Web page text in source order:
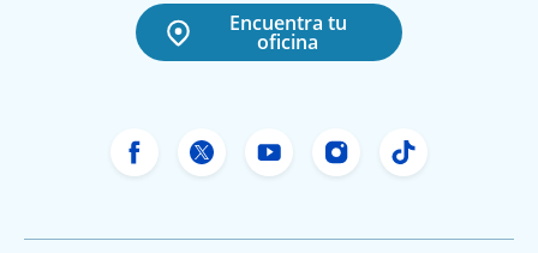
Encuentra tu
oficina
Facebook de Freeway Insurance
X de Freeway Insurance
YouTube de Freeway
Instagram
TikTok